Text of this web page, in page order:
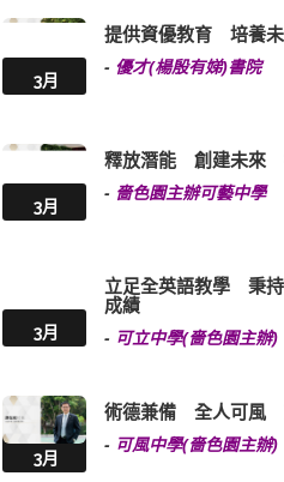
3月
提供資優教育 培養
- 優才(楊殷有娣)書院
3月
釋放潛能 創建未來
- 嗇色園主辦可藝中學
3月
立足全英語教學 秉
成績
- 可立中學(嗇色園主辦)
3月
術德兼備 全人可風
- 可風中學(嗇色園主辦)